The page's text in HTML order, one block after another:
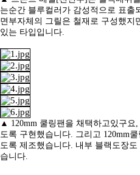
는순간 블루컬러가 감성적으로 표출
면부자체의 그릴은 철재로 구성했지
있는 타입입니다.
▲ 120mm 쿨링팬을 채택하고있구요
도록 구현했습니다. 그리고 120mm
도록 제조했습니다. 내부 블랙도장
습니다.